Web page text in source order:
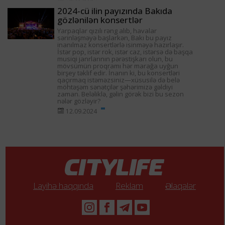
2024-cü ilin payızında Bakıda
gözlənilən konsertlər
Yarpaqlar qızılı rəng alıb, havalar
sərinləşməyə başlarkən, Bakı bu payız
inanılmaz konsertlərlə isinməyə hazırlaşır.
İstər pop, istər rok, istər caz, istərsə də başqa
musiqi janrlarının pərəstişkarı olun, bu
mövsümün proqramı hər marağa uyğun
birşey təklif edir. İnanın ki, bu konsertləri
qaçırmaq istəməzsiniz—xüsusilə də belə
möhtəşəm sənətçilər şəhərimizə gəldiyi
zaman. Beləliklə, gəlin görək bizi bu sezon
nələr gözləyir?
12.09.2024
Layihə haqqında Reklam Əlaqələr